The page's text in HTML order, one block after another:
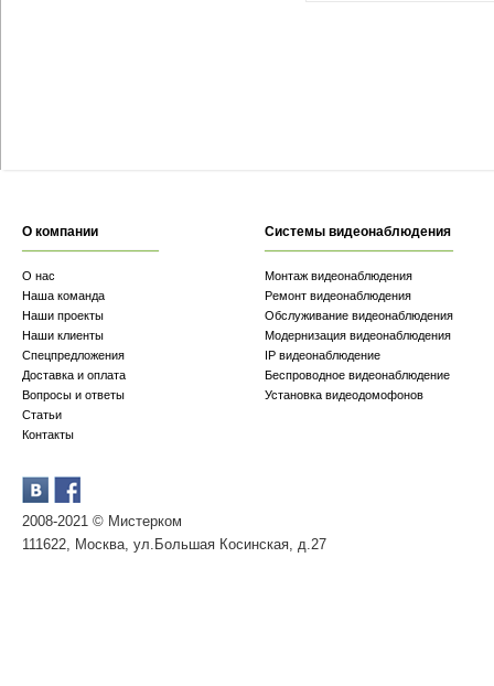
О компании
О нас
Наша команда
Наши проекты
Наши клиенты
Спецпредложения
Доставка и оплата
Вопросы и ответы
Статьи
Контакты
2008-2021 © Мистерком
111622, Москва, ул.Большая Косинская, д.27
Системы видеонаблюдения
Монтаж видеонаблюдения
Ремонт видеонаблюдения
Обслуживание видеонаблюдения
Модернизация видеонаблюдения
IP видеонаблюдение
Беспроводное видеонаблюдение
Установка видеодомофонов